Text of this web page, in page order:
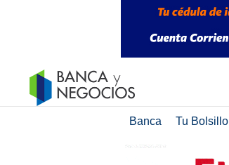
Banca Tu Bolsillo